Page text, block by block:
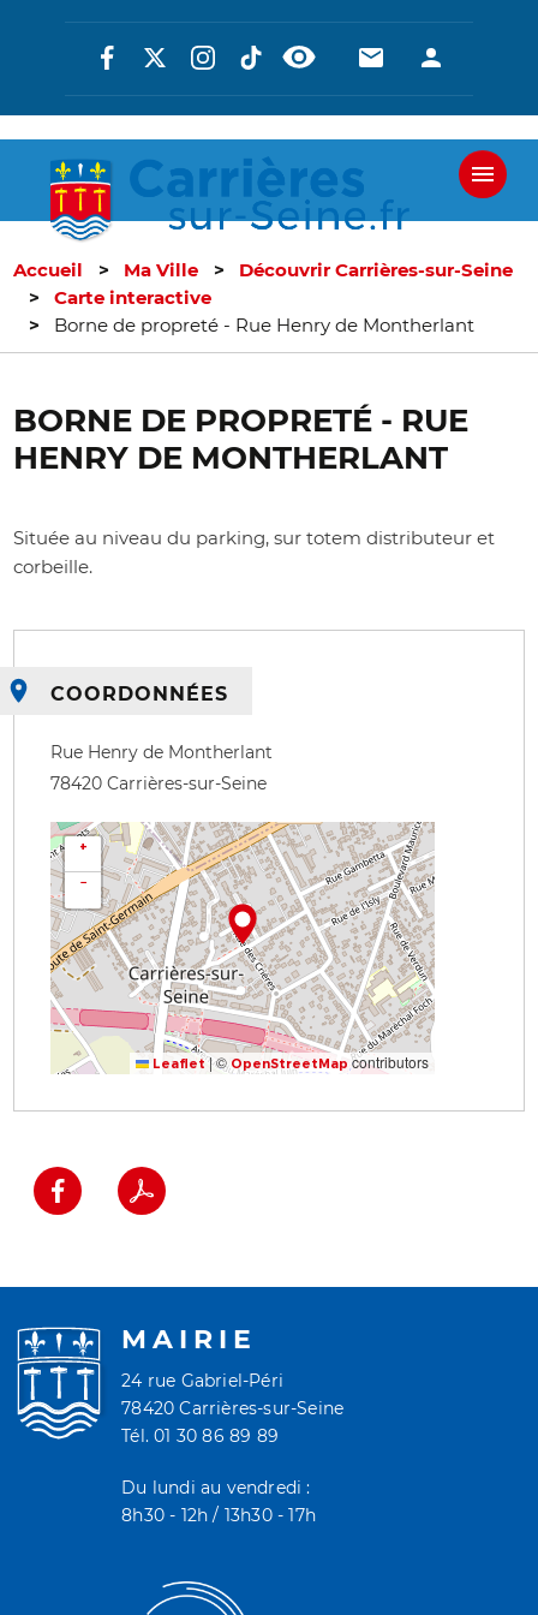
Aller
au
contenu
Réseaux
En-
-
En-
-
Accueil Ma Ville
Découvrir Carrières-sur-Seine
Carte interactive
Borne de propreté - Rue Henry de Montherlant
BORNE DE PROPRETÉ - RUE
HENRY DE MONTHERLANT
Située au niveau du parking, sur totem distributeur et
corbeille.
COORDONNÉES
Rue Henry de Montherlant
78420 Carrières-sur-Seine
+
−
Leaflet |© OpenStreetMap contributors
MAIRIE
24 rue Gabriel-Péri
78420 Carrières-sur-Seine
Tél. 01 30 86 89 89
Du lundi au vendredi :
8h30 - 12h / 13h30 - 17h